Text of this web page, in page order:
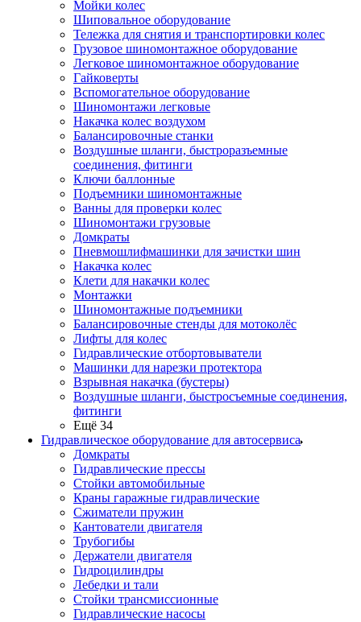
Мойки колес
Шиповальное оборудование
Тележка для снятия и транспортировки колес
Грузовое шиномонтажное оборудование
Легковое шиномонтажное оборудование
Гайковерты
Вспомогательное оборудование
Шиномонтажи легковые
Накачка колес воздухом
Балансировочные станки
Воздушные шланги, быстроразъемные
соединения, фитинги
Ключи баллонные
Подъемники шиномонтажные
Ванны для проверки колес
Шиномонтажи грузовые
Домкраты
Пневмошлифмашинки для зачистки шин
Накачка колес
Клети для накачки колес
Монтажки
Шиномонтажные подъемники
Балансировочные стенды для мотоколёс
Лифты для колес
Гидравлические отбортовыватели
Машинки для нарезки протектора
Взрывная накачка (бустеры)
Воздушные шланги, быстросъемные соединения,
фитинги
Ещё 34
Гидравлическое оборудование для автосервиса
Домкраты
Гидравлические прессы
Стойки автомобильные
Краны гаражные гидравлические
Сжиматели пружин
Кантователи двигателя
Трубогибы
Держатели двигателя
Гидроцилиндры
Лебедки и тали
Стойки трансмиссионные
Гидравлические насосы